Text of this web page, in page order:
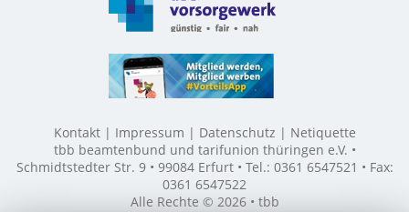
Kontakt Impressum Datenschutz
Netiquette
tbb beamtenbund und tarifunion thüringen e.V. •
Schmidtstedter Str. 9 • 99084 Erfurt • Tel.: 0361 6547521 • Fax:
0361 6547522
Alle Rechte © 2026 • tbb